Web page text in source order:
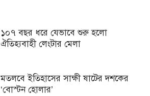
১০৭ বছর ধরে যেভাবে শুরু হলো
ঐতিহ্যবাহী লেংটার মেলা
মতলবে ইতিহাসের সাক্ষী ষাটের দশকের
‘বোস্টন হোলার’